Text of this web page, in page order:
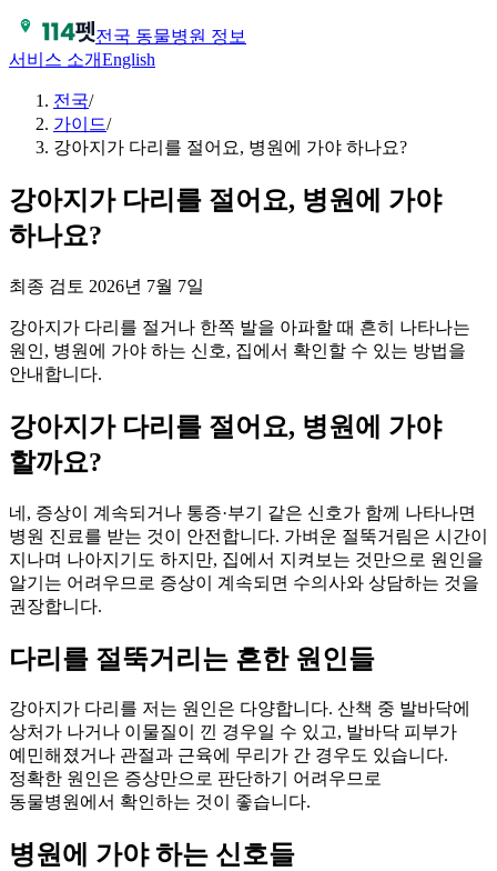
전국 동물병원 정보
서비스 소개English
전국/
가이드/
강아지가 다리를 절어요, 병원에 가야 하나요?
강아지가 다리를 절어요, 병원에 가야
하나요?
최종 검토 2026년 7월 7일
강아지가 다리를 절거나 한쪽 발을 아파할 때 흔히 나타나는
원인, 병원에 가야 하는 신호, 집에서 확인할 수 있는 방법을
안내합니다.
강아지가 다리를 절어요, 병원에 가야
할까요?
네, 증상이 계속되거나 통증·부기 같은 신호가 함께 나타나면
병원 진료를 받는 것이 안전합니다. 가벼운 절뚝거림은 시간이
지나며 나아지기도 하지만, 집에서 지켜보는 것만으로 원인을
알기는 어려우므로 증상이 계속되면 수의사와 상담하는 것을
권장합니다.
다리를 절뚝거리는 흔한 원인들
강아지가 다리를 저는 원인은 다양합니다. 산책 중 발바닥에
상처가 나거나 이물질이 낀 경우일 수 있고, 발바닥 피부가
예민해졌거나 관절과 근육에 무리가 간 경우도 있습니다.
정확한 원인은 증상만으로 판단하기 어려우므로
동물병원에서 확인하는 것이 좋습니다.
병원에 가야 하는 신호들